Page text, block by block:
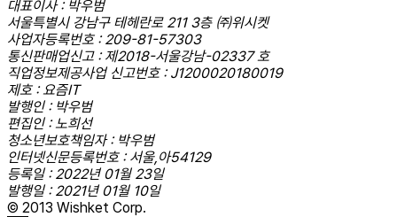
대표이사 : 박우범
서울특별시 강남구 테헤란로 211 3층 ㈜위시켓
사업자등록번호 : 209-81-57303
통신판매업신고 : 제2018-서울강남-02337 호
직업정보제공사업 신고번호 : J1200020180019
제호 : 요즘IT
발행인 : 박우범
편집인 : 노희선
청소년보호책임자 : 박우범
인터넷신문등록번호 : 서울,아54129
등록일 : 2022년 01월 23일
발행일 : 2021년 01월 10일
© 2013 Wishket Corp.